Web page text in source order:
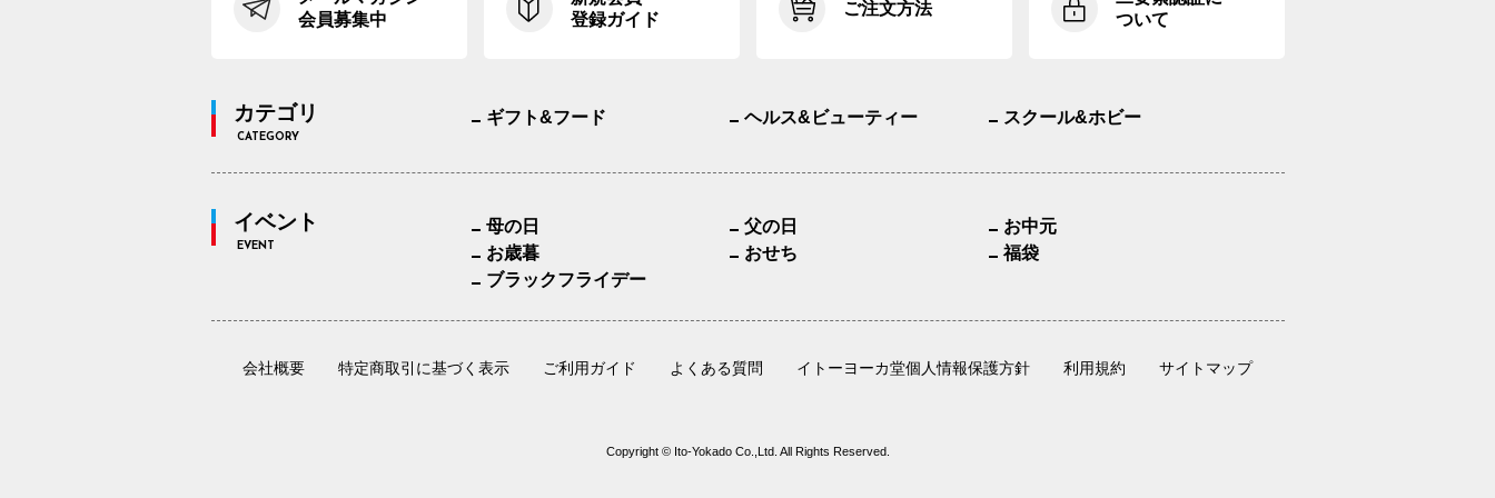
会員募集中
登録ガイド
ご注文方法
ついて
カテゴリ
CATEGORY
ギフト&フード ヘルス&ビューティー スクール&ホビー
イベント
EVENT
母の日 父の日
お中元
お歳暮
おせち
福袋
ブラックフライデー
会社概要 特定商取引に基づく表示 ご利用ガイド よくある質問 イトーヨーカ堂個人情報保護方針 利用規約 サイトマップ
Copyright © Ito-Yokado Co.,Ltd. All Rights Reserved.